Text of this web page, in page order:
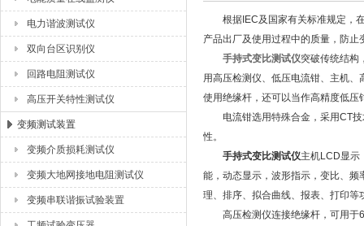
电力谐波测试仪
双向台区识别仪
回路电阻测试仪
高压开关特性测试仪
变频测试装置
变频介质损耗测试仪
变频大地网接地电阻测试仪
变频串联谐振试验装置
根据IEC及国家有关标准规定，在
产品出厂及使用过程中的质量，防
手持式变比测试仪突破传统结构
用高压检测仪、低压电流钳、主机
使用绝缘杆，还可以当作高精度低
电流钳选用特殊合金，采用CT技
性。
手持式变比测试仪主机LCD显示
能，动态显示，波形指示，变比、
理、排序、拟合曲线、报表、打印等
高压检测仪连接绝缘杆，可用于